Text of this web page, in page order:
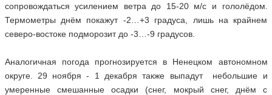
сопровождаться усилением ветра до 15-20 м/с и гололёдом.
Термометры днём покажут -2…+3 градуса, лишь на крайнем
северо-востоке подморозит до -3…-9 градусов.
Аналогичная погода прогнозируется в Ненецком автономном
округе. 29 ноября - 1 декабря также выпадут небольшие и
умеренные смешанные осадки (снег, мокрый снег, днём с